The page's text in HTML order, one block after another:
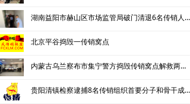
直销与传销详解
反传销论坛
反传销问答
湖南益阳市赫山区市场监管局破门清退6名传销人员
北京平谷捣毁一传销窝点
内蒙古乌兰察布市集宁警方捣毁传销窝点解救两名被非法拘禁人员
贵阳清镇检察逮捕8名传销组织首要分子和骨干成员